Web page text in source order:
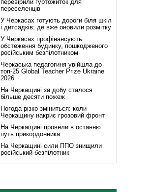
перевірили гуртожиток для
переселенців
У Черкасах готують дороги біля шкіл
і дитсадків: де вже оновили розмітку
У Черкасах профінансують
обстеження будинку, пошкодженого
російським безпілотником
Черкаська педагогиня увійшла до
топ-25 Global Teacher Prize Ukraine
2026
На Черкащині за добу сталося
більше десяти пожеж
Погода різко зміниться: коли
Черкащину накриє грозовий фронт
На Черкащині провели в останню
путь прикордонника
На Черкащині сили ППО знищили
російський безпілотник